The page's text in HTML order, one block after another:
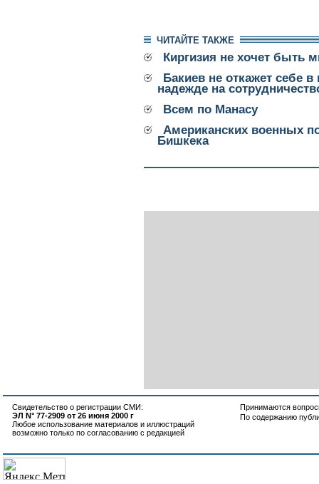
ЧИТАЙТЕ ТАКЖЕ
Киргизия не хочет быть
Бакиев не откажет себе
надежде на
Всем по Манасу
Американских военных
Бишкека
Свидетельство о регистрации СМИ:
ЭЛ N° 77-2909 от 26 июня 2000 г
Любое использование материалов и иллюстраций
возможно только по согласованию с редакцией
Принимаются
По содержанию